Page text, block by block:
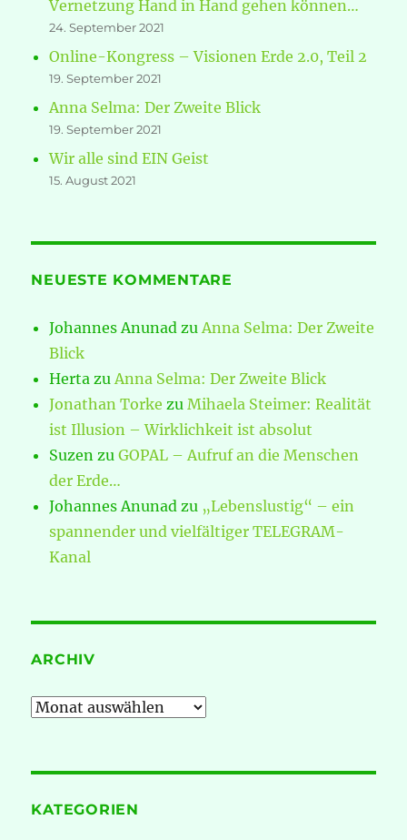
Vernetzung Hand in Hand gehen können…
24. September 2021
Online-Kongress – Visionen Erde 2.0, Teil 2
19. September 2021
Anna Selma: Der Zweite Blick
19. September 2021
Wir alle sind EIN Geist
15. August 2021
NEUESTE KOMMENTARE
Johannes Anunad zuAnna Selma: Der Zweite
Blick
Herta zuAnna Selma: Der Zweite Blick
Jonathan Torke zuMihaela Steimer: Realität
ist Illusion – Wirklichkeit ist absolut
Suzen zuGOPAL – Aufruf an die Menschen
der Erde…
Johannes Anunad zu „Lebenslustig“ – ein
spannender und vielfältiger TELEGRAM-
Kanal
ARCHIV
Archiv
KATEGORIEN